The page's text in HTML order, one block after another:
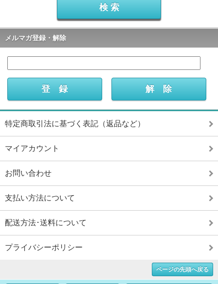
メルマガ登録・解除
特定商取引法に基づく表記（返品など）
マイアカウント
お問い合わせ
支払い方法について
配送方法･送料について
プライバシーポリシー
ページの先頭へ戻る